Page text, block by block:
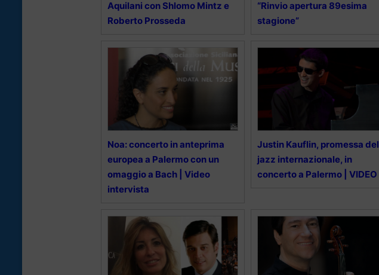
Aquilani con Shlomo Mintz e
Roberto Prosseda
“Rinvio apertura 89esima
stagione”
Noa: concerto in anteprima
europea a Palermo con un
omaggio a Bach | Video
intervista
Justin Kauflin, promessa del
jazz internazionale, in
concerto a Palermo | VIDEO